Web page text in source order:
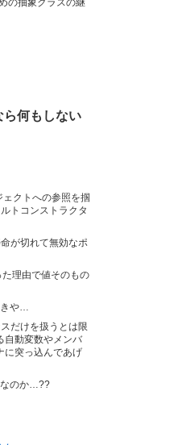
の抽象クラスの継
何もしない
クトへの参照を掴
トコンストラクタ
が切れて無効なポ
理由で値そのもの
きや…
だけを扱うとは限
自動変数やメンバ
に突っ込んであげ
なのか…??